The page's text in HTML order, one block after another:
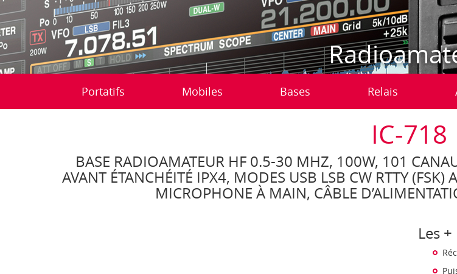
Portatifs Mobiles Bases Relais
IC-718
BASE RADIOAMATEUR HF 0.5-30 MHZ, 100W, 101
AVANT ÉTANCHÉITÉ IPX4, MODES USB LSB CW RTTY
MICROPHONE À MAIN, CÂBLE
Les